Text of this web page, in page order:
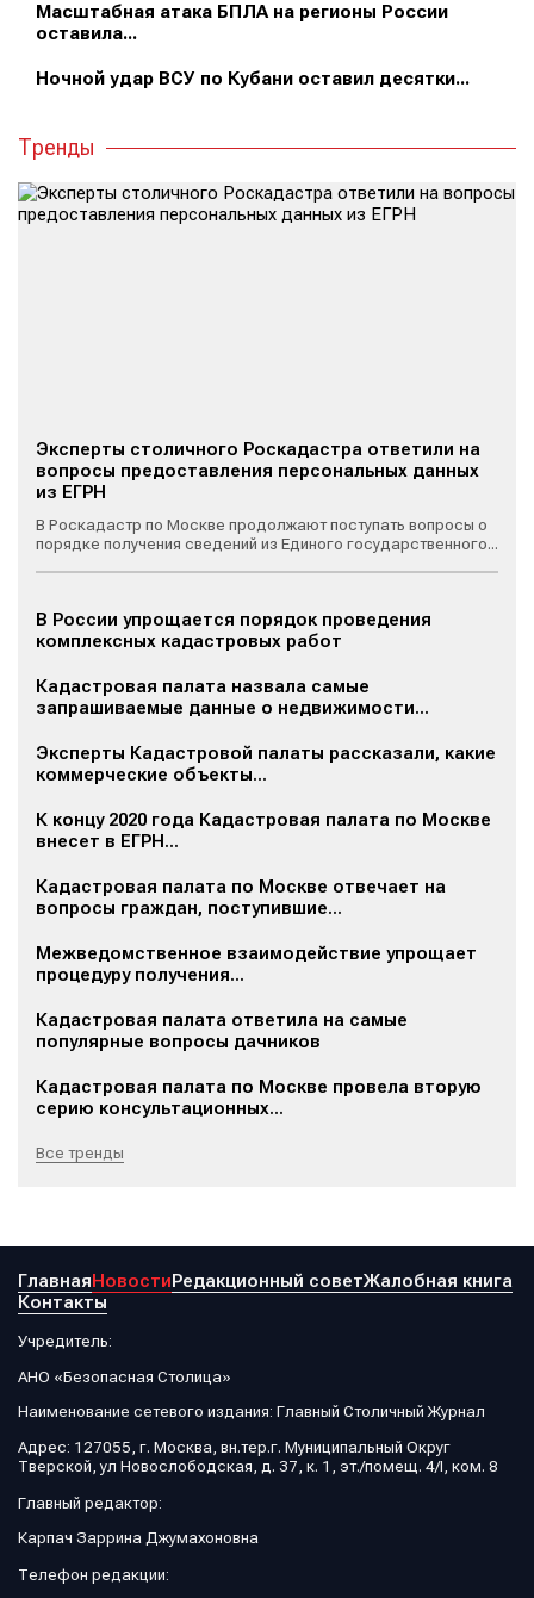
Масштабная атака БПЛА на регионы России
оставила...
Ночной удар ВСУ по Кубани оставил десятки...
Тренды
Эксперты столичного Роскадастра ответили на
вопросы предоставления персональных данных
из ЕГРН
В Роскадастр по Москве продолжают поступать вопросы о
порядке получения сведений из Единого государственного...
В России упрощается порядок проведения
комплексных кадастровых работ
Кадастровая палата назвала самые
запрашиваемые данные о недвижимости...
Эксперты Кадастровой палаты рассказали, какие
коммерческие объекты...
К концу 2020 года Кадастровая палата по Москве
внесет в ЕГРН...
Кадастровая палата по Москве отвечает на
вопросы граждан, поступившие...
Межведомственное взаимодействие упрощает
процедуру получения...
Кадастровая палата ответила на самые
популярные вопросы дачников
Кадастровая палата по Москве провела вторую
серию консультационных...
Все тренды
ГлавнаяНовостиРедакционный советЖалобная книга
Контакты
Учредитель:
АНО «Безопасная Столица»
Наименование сетевого издания: Главный Столичный Журнал
Адрес: 127055, г. Москва, вн.тер.г. Муниципальный Округ
Тверской, ул Новослободская, д. 37, к. 1, эт./помещ. 4/I, ком. 8
Главный редактор:
Карпач Заррина Джумахоновна
Телефон редакции: